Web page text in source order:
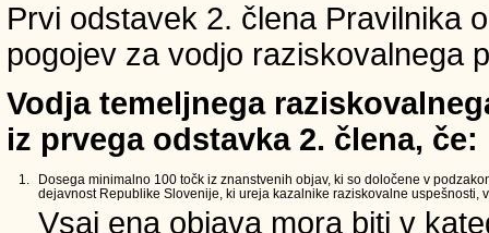
Prvi odstavek 2. člena Pravilnika
pogojev za vodjo raziskovalnega
Vodja temeljnega
iz prvega odstavka 2. člena, če:
1.
Dosega minimalno 100 točk iz znanstvenih objav, ki so določene v
dejavnost Republike Slovenije, ki ureja kazalnike raziskovalne uspešnosti,
Vsaj ena objava mora biti v